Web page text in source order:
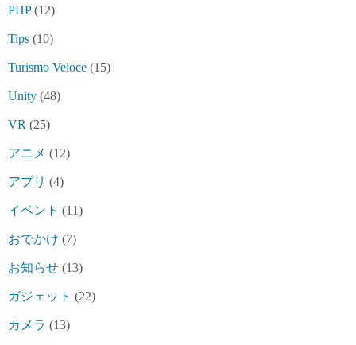
PHP(12)
Tips (10)
Turismo Veloce (15)
Unity (48)
VR (25)
アニメ (12)
アプリ (4)
イベント (11)
おでかけ (7)
お知らせ (13)
ガジェット (22)
カメラ (13)